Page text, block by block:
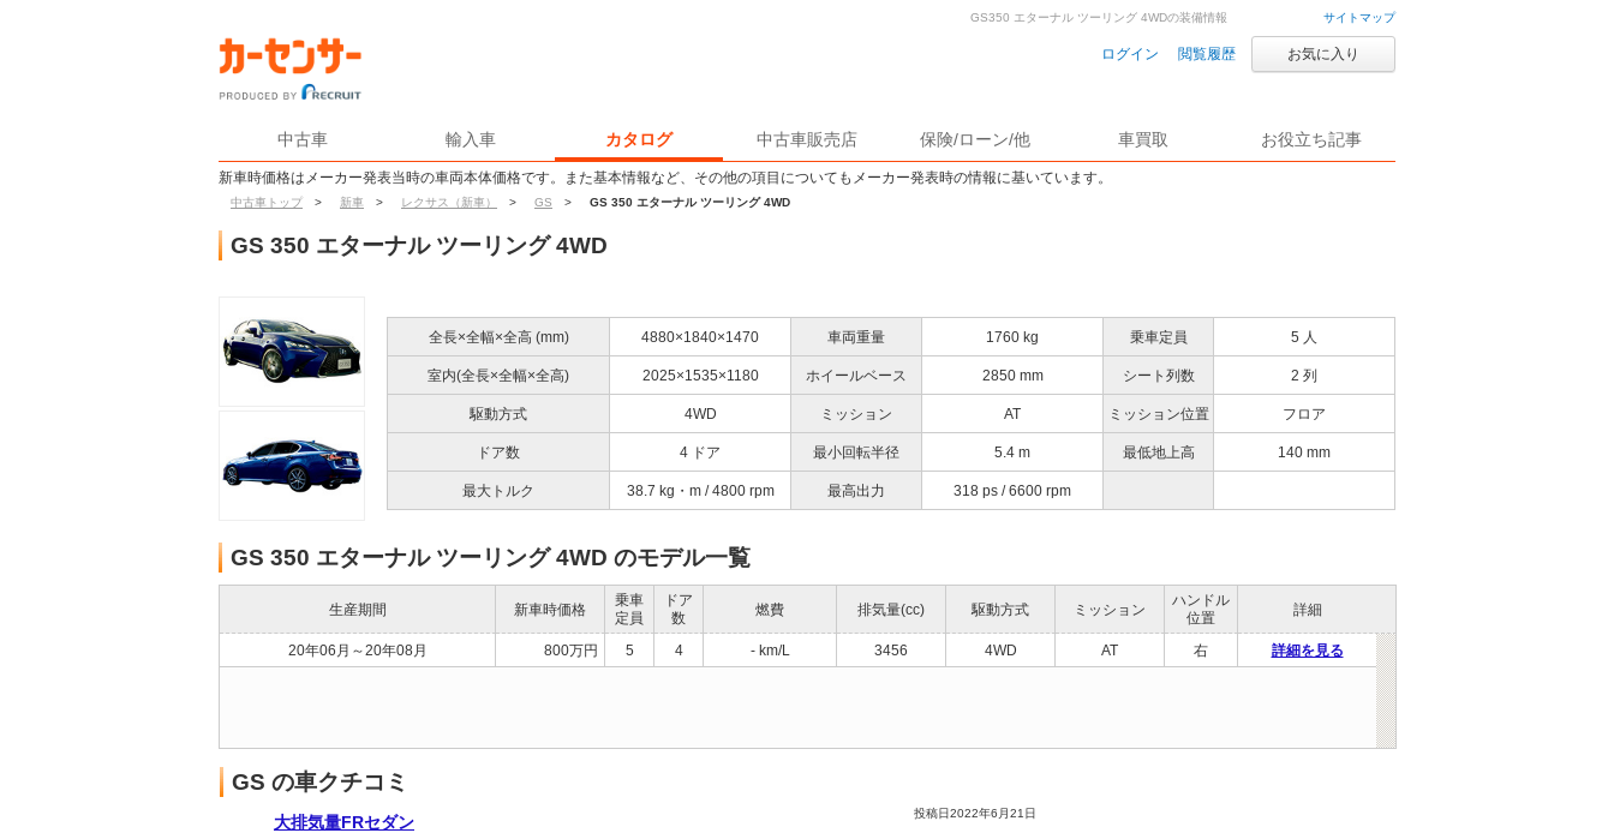
サイトマップ
ログイン 閲覧履歴 お気に入り
中古車 輸入車 カタログ 中古車販売店 保険/ローン/他 車買取 お役立ち記事
新車時価格はメーカー発表当時の車両本体価格です。また基本情報など、その他の項目についてもメーカー発表時の情報に基いています。
中古車トップ > 新車 > レクサス（新車） > GS > GS 350 エターナル ツーリング 4WD
GS350 エターナル ツーリング 4WDの装備情報
GS 350 エターナル ツーリング 4WD
全長×全幅×全高 (mm) 4880×1840×1470 車両重量 1760 kg 乗車定員 5 人
室内(全長×全幅×全高) 2025×1535×1180 ホイールベース 2850 mm シート列数 2 列
駆動方式 4WD ミッション AT ミッション位置 フロア
ドア数 4 ドア 最小回転半径 5.4 m 最低地上高 140 mm
最大トルク 38.7 kg・m / 4800 rpm 最高出力 318 ps / 6600 rpm
GS 350 エターナル ツーリング 4WD のモデル一覧
生産期間 新車時価格
乗車
定員
ドア
数
燃費 排気量(cc) 駆動方式 ミッション
ハンドル
位置
詳細
20年06月～20年08月 800万円 5 4 - km/L 3456 4WD AT 右 詳細を見る
GS の車クチコミ
大排気量FRセダン 投稿日2022年6月21日